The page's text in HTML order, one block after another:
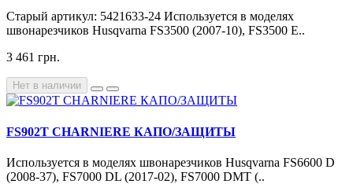
Старый артикул: 5421633-24 Используется в моделях
швонарезчиков Husqvarna FS3500 (2007-10), FS3500 E..
3 461 грн.
Нет в наличии
FS902T CHARNIERE КАПО/ЗАЩИТЫ
Используется в моделях швонарезчиков Husqvarna FS6600 D
(2008-37), FS7000 DL (2017-02), FS7000 DMT (..